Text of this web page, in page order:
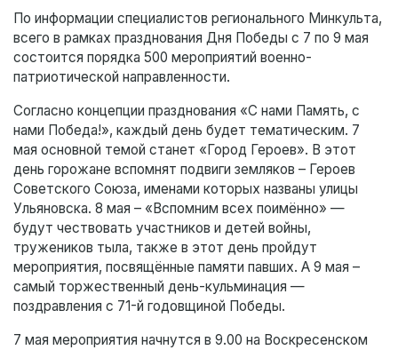
По информации специалистов регионального Минкульта,
всего в рамках празднования Дня Победы с 7 по 9 мая
состоится порядка 500 мероприятий военно-
патриотической направленности.
Согласно концепции празднования «С нами Память, с
нами Победа!», каждый день будет тематическим. 7
мая основной темой станет «Город Героев». В этот
день горожане вспомнят подвиги земляков – Героев
Советского Союза, именами которых названы улицы
Ульяновска. 8 мая – «Вспомним всех поимённо» —
будут чествовать участников и детей войны,
тружеников тыла, также в этот день пройдут
мероприятия, посвящённые памяти павших. А 9 мая –
самый торжественный день-кульминация —
поздравления с 71-й годовщиной Победы.
7 мая мероприятия начнутся в 9.00 на Воскресенском